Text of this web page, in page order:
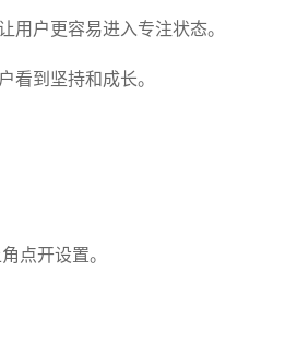
用户更容易进入专注状态。
看到坚持和成长。
点开设置。